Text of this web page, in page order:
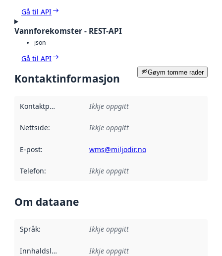
Gå til API
Vannforekomster - REST-API
json
Gå til API
Gøym tomme rader
Kontaktinformasjon
Kontaktpunkt Ikkje oppgitt
Nettside: Ikkje oppgitt
E-post: wms@miljodir.no
Telefon: Ikkje oppgitt
Om dataane
Språk: Ikkje oppgitt
Innhaldsleverandørar :
Ikkje oppgitt